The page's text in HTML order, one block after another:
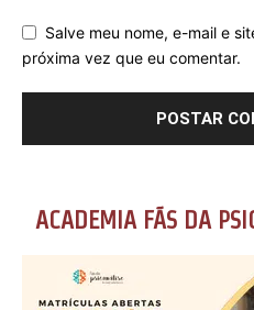
Salve meu nome, e-mail e
próxima vez que eu comentar.
ACADEMIA FÃS DA